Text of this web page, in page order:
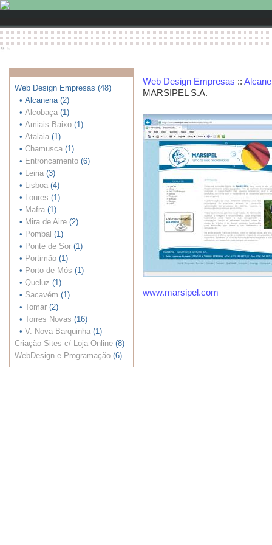
Web Design Empresas (48)
• Alcanena (2)
• Alcobaça (1)
• Amiais Baixo (1)
• Atalaia (1)
• Chamusca (1)
• Entroncamento (6)
• Leiria (3)
• Lisboa (4)
• Loures (1)
• Mafra (1)
• Mira de Aire (2)
• Pombal (1)
• Ponte de Sor (1)
• Portimão (1)
• Porto de Mós (1)
• Queluz (1)
• Sacavém (1)
• Tomar (2)
• Torres Novas (16)
• V. Nova Barquinha (1)
Criação Sites c/ Loja Online (8)
WebDesign e Programação (6)
Web Design Empresas ::
MARSIPEL S.A.
www.marsipel.com